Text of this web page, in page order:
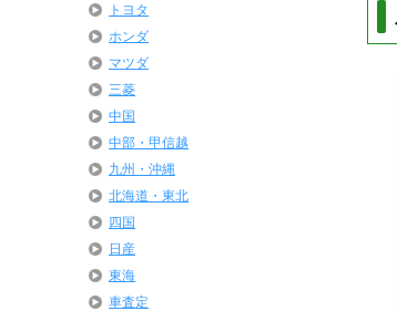
トヨタ
ホンダ
マツダ
三菱
中国
中部・甲信越
九州・沖縄
北海道・東北
四国
日産
東海
車査定